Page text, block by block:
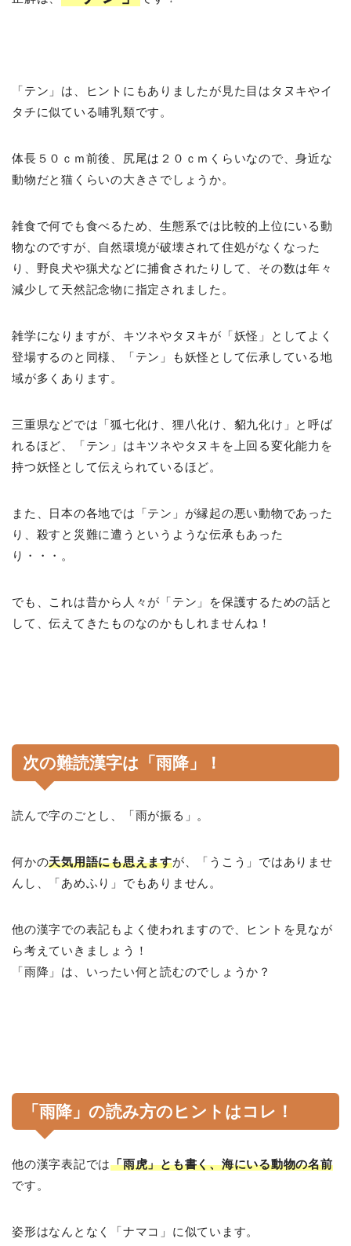
「テン」は、ヒントにもありましたが見た目はタヌキやイ
タチに似ている哺乳類です。
体長５０ｃｍ前後、尻尾は２０ｃｍくらいなので、身近な
動物だと猫くらいの大きさでしょうか。
雑食で何でも食べるため、生態系では比較的上位にいる動
物なのですが、自然環境が破壊されて住処がなくなった
り、野良犬や猟犬などに捕食されたりして、その数は年々
減少して天然記念物に指定されました。
雑学になりますが、キツネやタヌキが「妖怪」としてよく
登場するのと同様、「テン」も妖怪として伝承している地
域が多くあります。
三重県などでは「狐七化け、狸八化け、貂九化け」と呼ば
れるほど、「テン」はキツネやタヌキを上回る変化能力を
持つ妖怪として伝えられているほど。
また、日本の各地では「テン」が縁起の悪い動物であった
り、殺すと災難に遭うというような伝承もあった
り・・・。
でも、これは昔から人々が「テン」を保護するための話と
して、伝えてきたものなのかもしれませんね！
次の難読漢字は「 雨降 」！
読んで字のごとし、「雨が振る」。
何かの天気用語にも思えますが、「うこう」ではありませ
んし、「あめふり」でもありません。
他の漢字での表記もよく使われますので、ヒントを見なが
ら考えていきましょう！
「雨降」は、いったい何と読むのでしょうか？
「雨降」の読み方のヒントはコレ！
他の漢字表記では「雨虎」とも書く、海にいる動物の名前
です。
姿形はなんとなく「ナマコ」に似ています。